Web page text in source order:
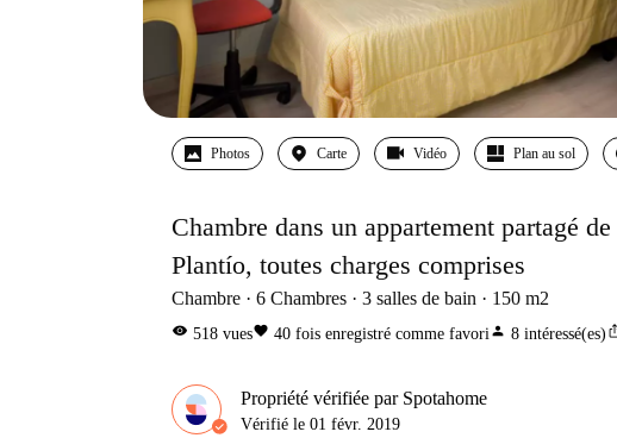
Photos Carte Vidéo Plan au sol
Chambre dans un appartement partagé
Plantío, toutes charges comprises
Chambre 6 Chambres 3 salles de bain 150 m2
visibility 518 vuesfavorite 40 fois enregistré comme favoriperson 8 intéressé(es)
Propriété vérifiée par Spotahome
Vérifié le 01 févr. 2019